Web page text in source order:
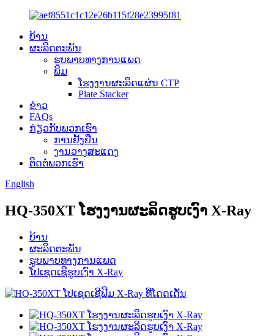
ບ້ານ
ຜະລິດຕະພັນ
ຮູບພາບທາງການແພດ
ພິມ
ໂຮງງານຜະລິດແຜ່ນ CTP
Plate Stacker
ຂ່າວ
FAQs
ກ່ຽວກັບພວກເຮົາ
ການຢັ້ງຢືນ
ງານວາງສະແດງ
ຕິດຕໍ່ພວກເຮົາ
English
HQ-350XT ໂຮງງານຜະລິດຮູບເງົາ X-Ray
ບ້ານ
ຜະລິດຕະພັນ
ຮູບພາບທາງການແພດ
ໂປເຊດເຊີຮູບເງົາ X-Ray